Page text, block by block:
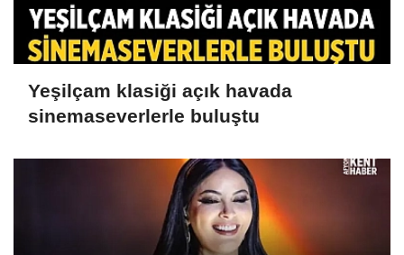
Yeşilçam klasiği açık havada
sinemaseverlerle buluştu